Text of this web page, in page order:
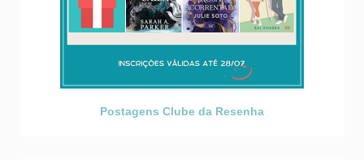
Postagens Clube da Resenha